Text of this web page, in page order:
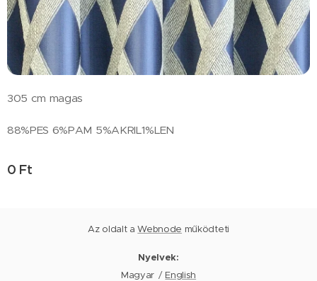
305 cm magas
88%PES 6%PAM 5%AKRIL1%LEN
0 Ft
Az oldalt aWebnode működteti
Nyelvek
Magyar
English